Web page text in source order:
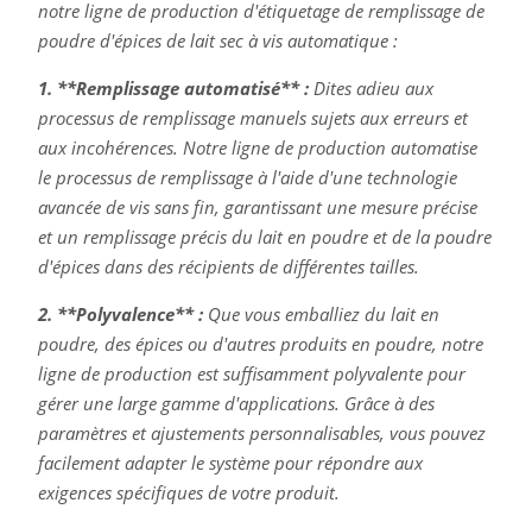
notre ligne de production d'étiquetage de remplissage de
poudre d'épices de lait sec à vis automatique :
1. **Remplissage automatisé** :Dites adieu aux
processus de remplissage manuels sujets aux erreurs et
aux incohérences. Notre ligne de production automatise
le processus de remplissage à l'aide d'une technologie
avancée de vis sans fin, garantissant une mesure précise
et un remplissage précis du lait en poudre et de la poudre
d'épices dans des récipients de différentes tailles.
2. **Polyvalence** :Que vous emballiez du lait en
poudre, des épices ou d'autres produits en poudre, notre
ligne de production est suffisamment polyvalente pour
gérer une large gamme d'applications. Grâce à des
paramètres et ajustements personnalisables, vous pouvez
facilement adapter le système pour répondre aux
exigences spécifiques de votre produit.